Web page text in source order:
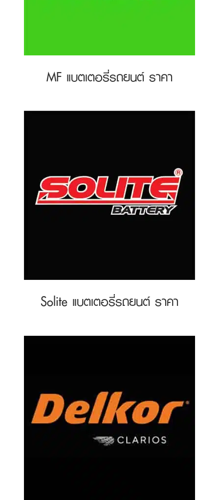
MF แบตเตอรี่รถยนต์ ราคา
Solite แบตเตอรี่รถยนต์ ราคา